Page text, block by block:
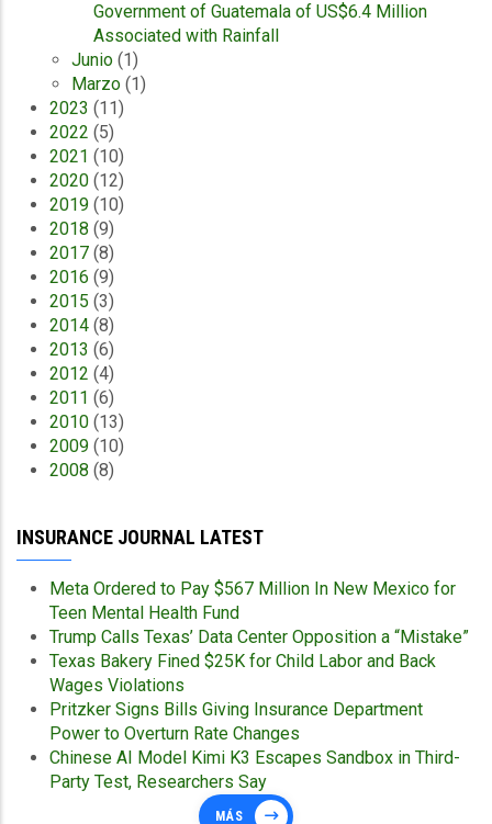
Government of Guatemala of US$6.4 Million
Associated with Rainfall
Junio (1)
Marzo (1)
2023 (11)
2022 (5)
2021 (10)
2020 (12)
2019 (10)
2018 (9)
2017 (8)
2016 (9)
2015 (3)
2014 (8)
2013 (6)
2012 (4)
2011 (6)
2010 (13)
2009 (10)
2008 (8)
INSURANCE JOURNAL LATEST
Meta Ordered to Pay $567 Million In New Mexico for
Teen Mental Health Fund
Trump Calls Texas’ Data Center Opposition a “Mistake”
Texas Bakery Fined $25K for Child Labor and Back
Wages Violations
Pritzker Signs Bills Giving Insurance Department
Power to Overturn Rate Changes
Chinese AI Model Kimi K3 Escapes Sandbox in Third-
Party Test, Researchers Say
MÁS